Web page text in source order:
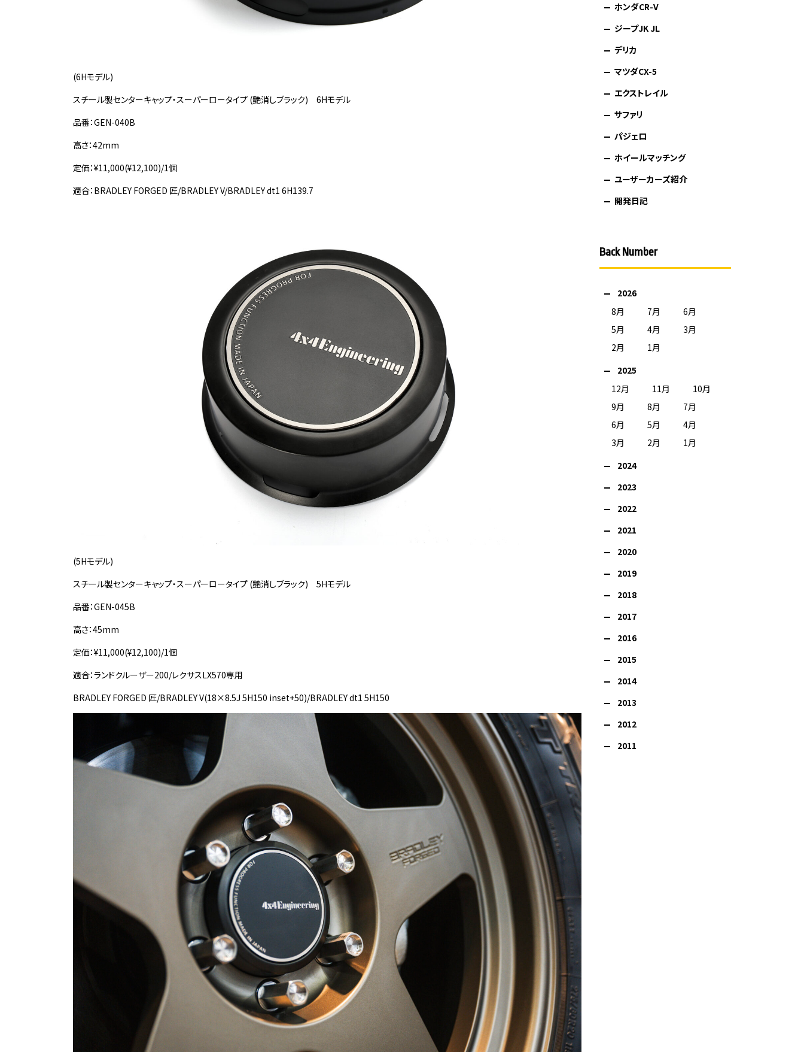
(6Hモデル)
スチール製センターキャップ・スーパーロータイプ (艶消しブラック) 6Hモデル
品番：GEN-040B
高さ：42mm
定価：¥11,000(¥12,100)/1個
適合：BRADLEY FORGED 匠/BRADLEY V/BRADLEY dt1 6H139.7
(5Hモデル)
スチール製センターキャップ・スーパーロータイプ (艶消しブラック) 5Hモデル
品番：GEN-045B
高さ：45mm
定価：¥11,000(¥12,100)/1個
適合：ランドクルーザー200/レクサスLX570専用
BRADLEY FORGED 匠/BRADLEY V(18×8.5J 5H150 inset+50)/BRADLEY dt1 5H150
ホンダCR-V
ジープJK JL
デリカ
マツダCX-5
エクストレイル
サファリ
パジェロ
ホイールマッチング
ユーザーカーズ紹介
開発日記
Back Number
2026
8月
7月
6月
5月
4月
3月
2月
1月
2025
12月
11月
10月
9月
8月
7月
6月
5月
4月
3月
2月
1月
2024
2023
2022
2021
2020
2019
2018
2017
2016
2015
2014
2013
2012
2011